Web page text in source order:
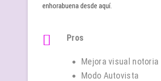
enhorabuena desde aquí.
Pros
Mejora visual notoria
Modo Autovista